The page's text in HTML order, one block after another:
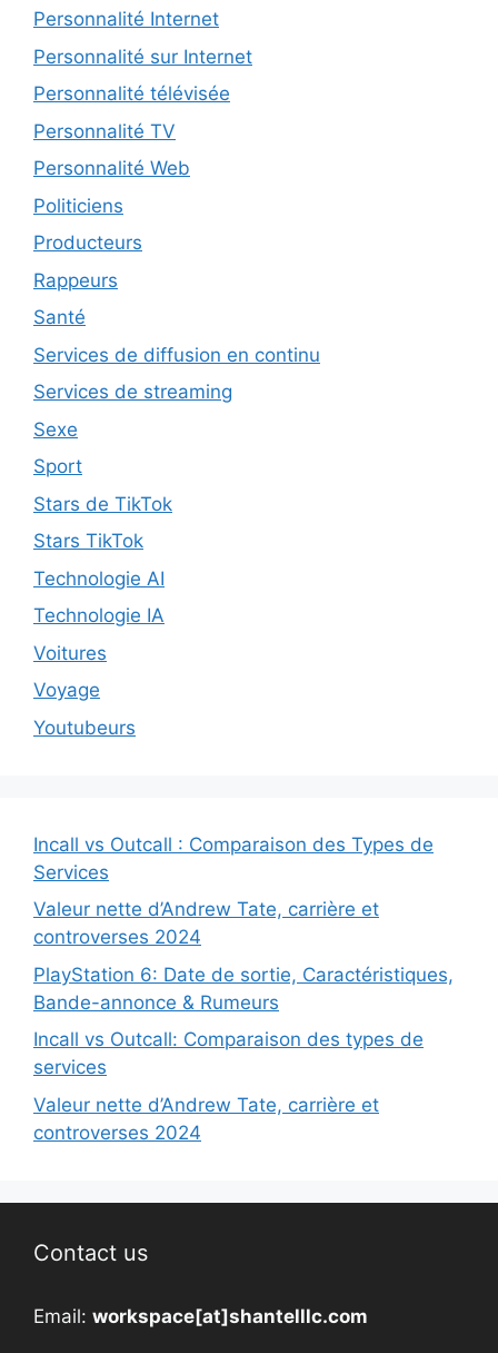
Personnalité Internet
Personnalité sur Internet
Personnalité télévisée
Personnalité TV
Personnalité Web
Politiciens
Producteurs
Rappeurs
Santé
Services de diffusion en continu
Services de streaming
Sexe
Sport
Stars de TikTok
Stars TikTok
Technologie AI
Technologie IA
Voitures
Voyage
Youtubeurs
Incall vs Outcall : Comparaison des Types de
Services
Valeur nette d’Andrew Tate, carrière et
controverses 2024
PlayStation 6: Date de sortie, Caractéristiques,
Bande-annonce & Rumeurs
Incall vs Outcall: Comparaison des types de
services
Valeur nette d’Andrew Tate, carrière et
controverses 2024
Contact us
Email: workspace[at]shantelllc.com